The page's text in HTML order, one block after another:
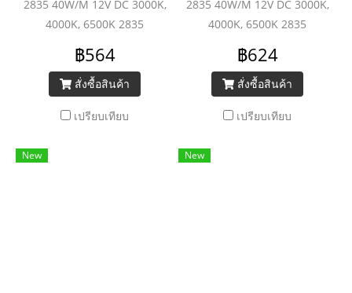
2835 40W/M 12V DC 3000K,
4000K, 6500K 2835
(240LEDs/M) 6240lm/M
฿564
สั่งซื้อสินค้า
เปรียบเทียบ
2835 40W/M 12V DC 3000K,
4000K, 6500K 2835
(240LEDs/M) 6240lm/M
฿624
สั่งซื้อสินค้า
เปรียบเทียบ
New New